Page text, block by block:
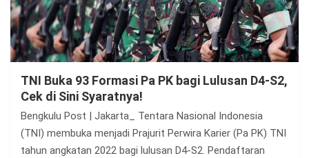
TNI Buka 93 Formasi Pa PK bagi Lulusan D4-S2,
Cek di Sini Syaratnya!
Bengkulu Post | Jakarta_ Tentara Nasional Indonesia
(TNI) membuka menjadi Prajurit Perwira Karier (Pa PK) TNI
tahun angkatan 2022 bagi lulusan D4-S2. Pendaftaran